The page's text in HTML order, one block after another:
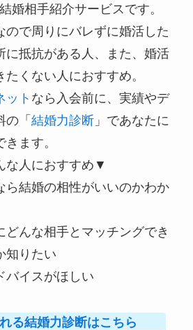
婚相手紹介サービスです。
ので周りにバレずに婚活した
に抵抗がある人、また、婚活
くない人におすすめ。
ット なら入会前に、実績やデ
の「 結婚力診断」であなたに
ます。
な人におすすめ▼
ら結婚の相性がいいのかわか
どんな相手とマッチングでき
知りたい
バイスがほしい
る結婚力診断はこちら